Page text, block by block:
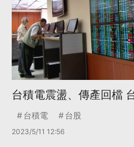
台積電震盪、傳產回檔
台積電 台股
2023/5/11 12:56